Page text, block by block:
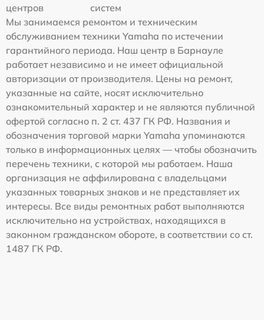
центров
систем
Мы занимаемся ремонтом и техническим
обслуживанием техники Yamaha по истечении
гарантийного периода. Наш центр в Барнауле
работает независимо и не имеет официальной
авторизации от производителя. Цены на ремонт,
указанные на сайте, носят исключительно
ознакомительный характер и не являются публичной
офертой согласно п. 2 ст. 437 ГК РФ. Названия и
обозначения торговой марки Yamaha упоминаются
только в информационных целях — чтобы обозначить
перечень техники, с которой мы работаем. Наша
организация не аффилирована с владельцами
указанных товарных знаков и не представляет их
интересы. Все виды ремонтных работ выполняются
исключительно на устройствах, находящихся в
законном гражданском обороте, в соответствии со ст.
1487 ГК РФ.